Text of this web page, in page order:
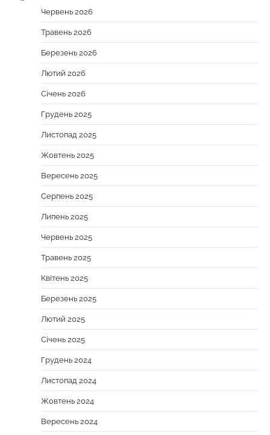
Червень 2026
Травень 2026
Березень 2026
Лютий 2026
Січень 2026
Грудень 2025
Листопад 2025
Жовтень 2025
Вересень 2025
Серпень 2025
Липень 2025
Червень 2025
Травень 2025
Квітень 2025
Березень 2025
Лютий 2025
Січень 2025
Грудень 2024
Листопад 2024
Жовтень 2024
Вересень 2024